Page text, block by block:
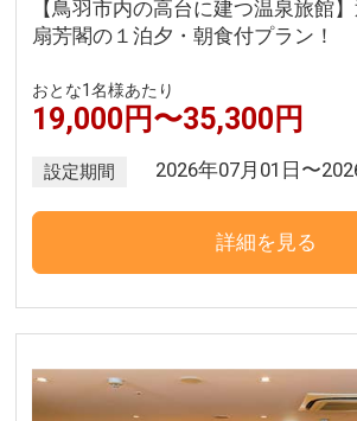
【鳥羽市内の高台に建つ温泉旅館
扇芳閣の１泊夕・朝食付プラン！
おとな1名様あたり
19,000円〜35,300円
設定期間 2026年07月01日〜
詳細を見る